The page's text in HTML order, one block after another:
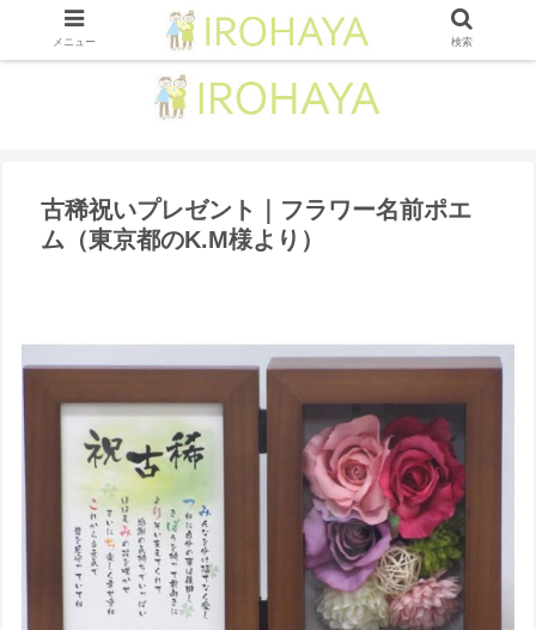
古稀祝いプレゼント｜フラワー名前ポエ
ム（東京都のK.M様より ）
メニュー 検索